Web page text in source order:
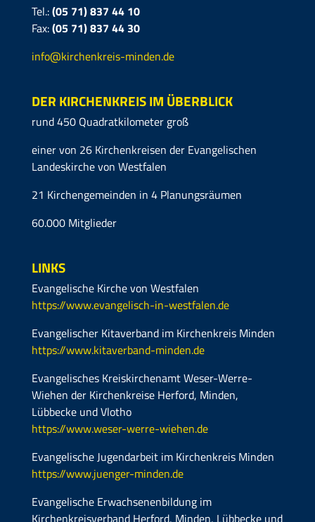
Tel.:(05 71) 837 44 10
Fax:(05 71)837 44 30
info@kirchenkreis-minden.de
DER KIRCHENKREIS IM ÜBERBLICK
rund 450 Quadratkilometer groß
einer von 26 Kirchenkreisen der Evangelischen
Landeskirche von Westfalen
21 Kirchengemeinden in 4 Planungsräumen
60.000 Mitglieder
LINKS
Evangelische Kirche von Westfalen
https://www.evangelisch-in-westfalen.de
Evangelischer Kitaverband im Kirchenkreis Minden
https://www.kitaverband-minden.de
Evangelisches Kreiskirchenamt Weser-Werre-
Wiehen der Kirchenkreise Herford, Minden,
Lübbecke und Vlotho
https://www.weser-werre-wiehen.de
Evangelische Jugendarbeit im Kirchenkreis Minden
https://www.juenger-minden.de
Evangelische Erwachsenenbildung im